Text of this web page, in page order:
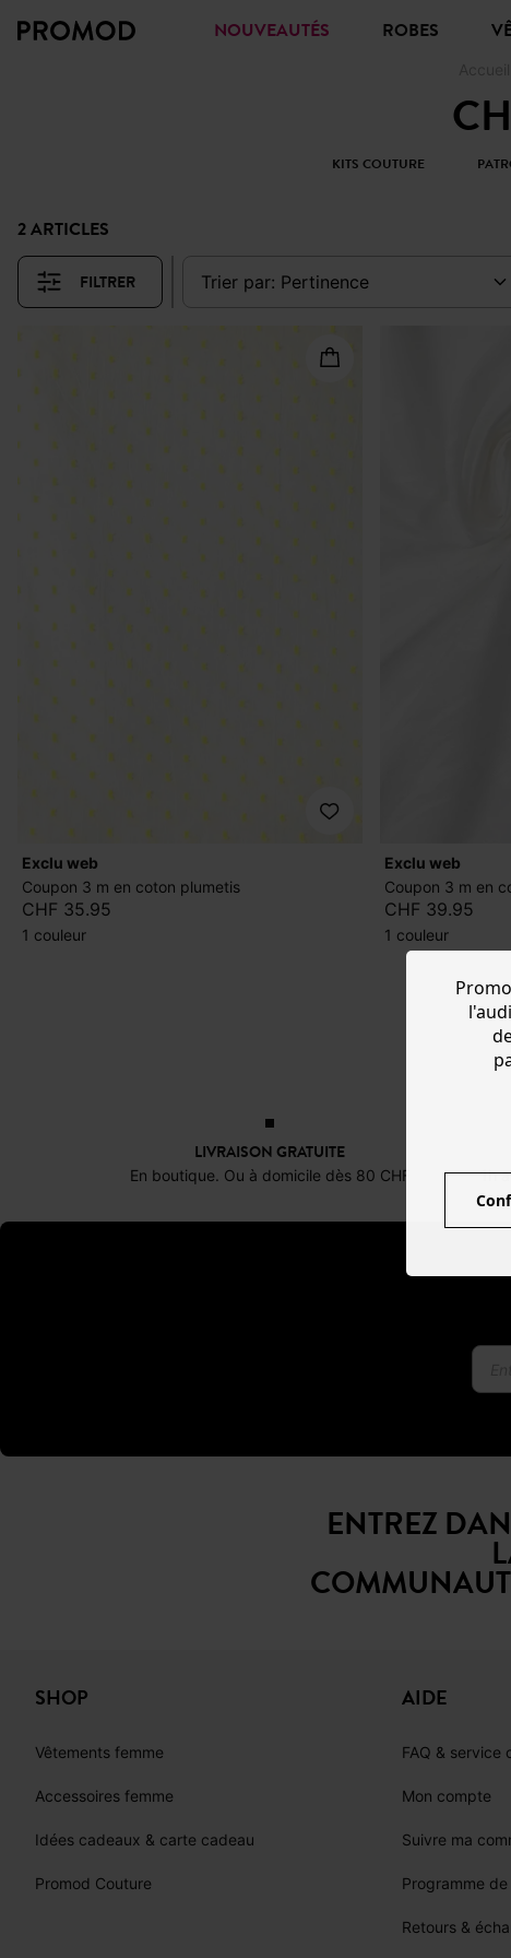
NOUVEAUTÉS ROBES
KITS COUTURE
2 ARTICLES
FILTRER trier par: pertinence
exclu web
Coupon 3 m en coton plumetis
CHF 35.95
1 couleur
exclu web
Coupon 3 m en
CHF 39.95
1 couleur
LIVRAISON GRATUITE
En boutique. Ou à domicile dès 80 CHF 1h
ENTREZ
SHOP
Vêtements femme
Accessoires femme
Idées cadeaux & carte cadeau
Promod Couture
AIDE
FAQ & service
Mon compte
Suivre ma
Programme
Retours &